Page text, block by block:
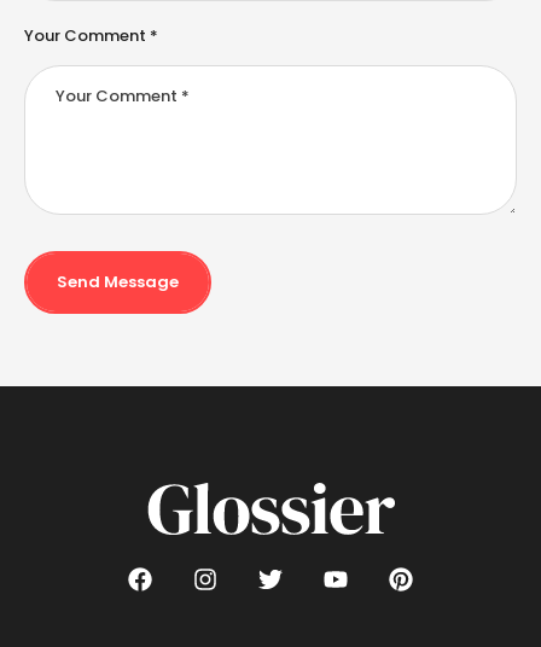
Your Comment *
Send Message